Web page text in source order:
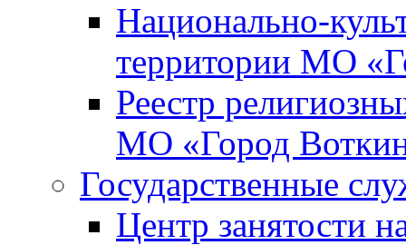
Национально-
территории МО
Реестр
МО «Город
Государственные
Центр занятости